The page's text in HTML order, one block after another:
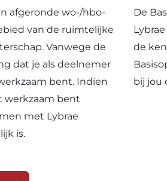
afgeronde wo-/hbo-
van de ruimtelijke
Vanwege de
dat je als deelnemer
bent. Indien
werkzaam bent
met Lybrae
is.
De
de
bij jou